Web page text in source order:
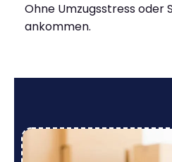
Ohne Umzugsstress oder
ankommen.